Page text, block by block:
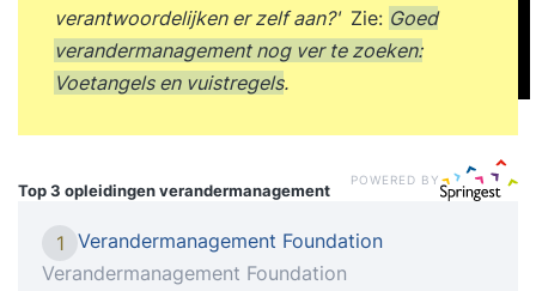
verantwoordelijken er zelf aan?' Zie: Goed
verandermanagement nog ver te zoeken:
Voetangels en vuistregels.
Top 3 opleidingenverandermanagement
POWERED BY
1 Verandermanagement Foundation
Verandermanagement Foundation